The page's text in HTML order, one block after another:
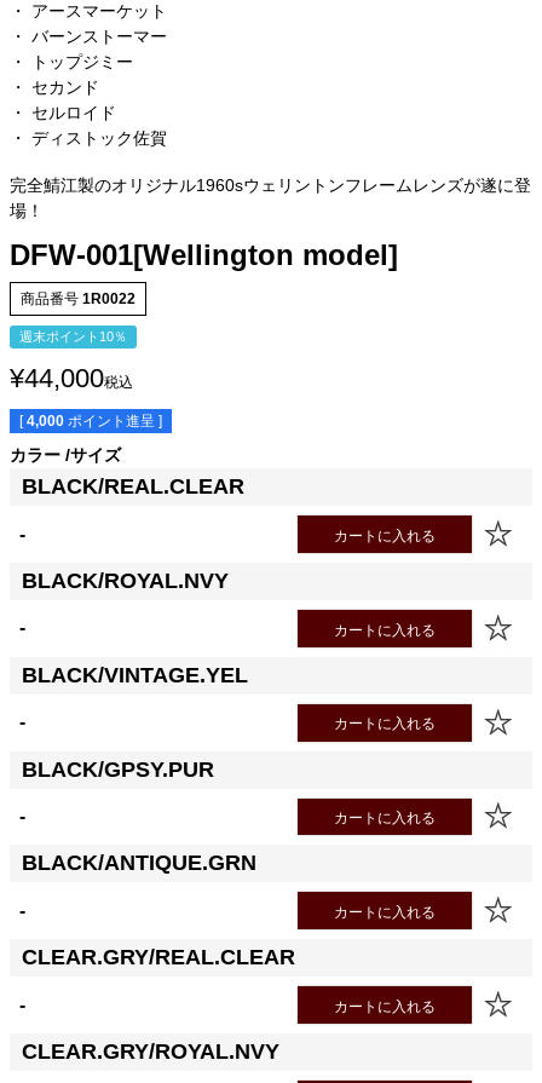
・ アースマーケット
・ バーンストーマー
・
トップジミー
・ セカンド
・ セルロイド
・ ディストック佐賀
完全鯖江製のオリジナル1960sウェリントンフレームレンズが遂に登
場！
DFW-001[Wellington model]
商品番号 1R0022
週末ポイント10％
¥44,000税込
[ 4,000 ポイント進呈 ]
カラー サイズ
BLACK/REAL.CLEAR
- カートに入れる
BLACK/ROYAL.NVY
- カートに入れる
BLACK/VINTAGE.YEL
- カートに入れる
BLACK/GPSY.PUR
- カートに入れる
BLACK/ANTIQUE.GRN
- カートに入れる
CLEAR.GRY/REAL.CLEAR
- カートに入れる
CLEAR.GRY/ROYAL.NVY